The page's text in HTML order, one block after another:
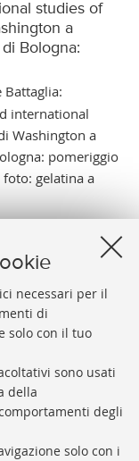
necessari per il
di
solo con il tuo
sono usati
della
degli
solo con i
studies of
a
Bologna:
international
Washington a
pomeriggio
gelatina a
degli Stati Uniti
che sarà il primo
.do?